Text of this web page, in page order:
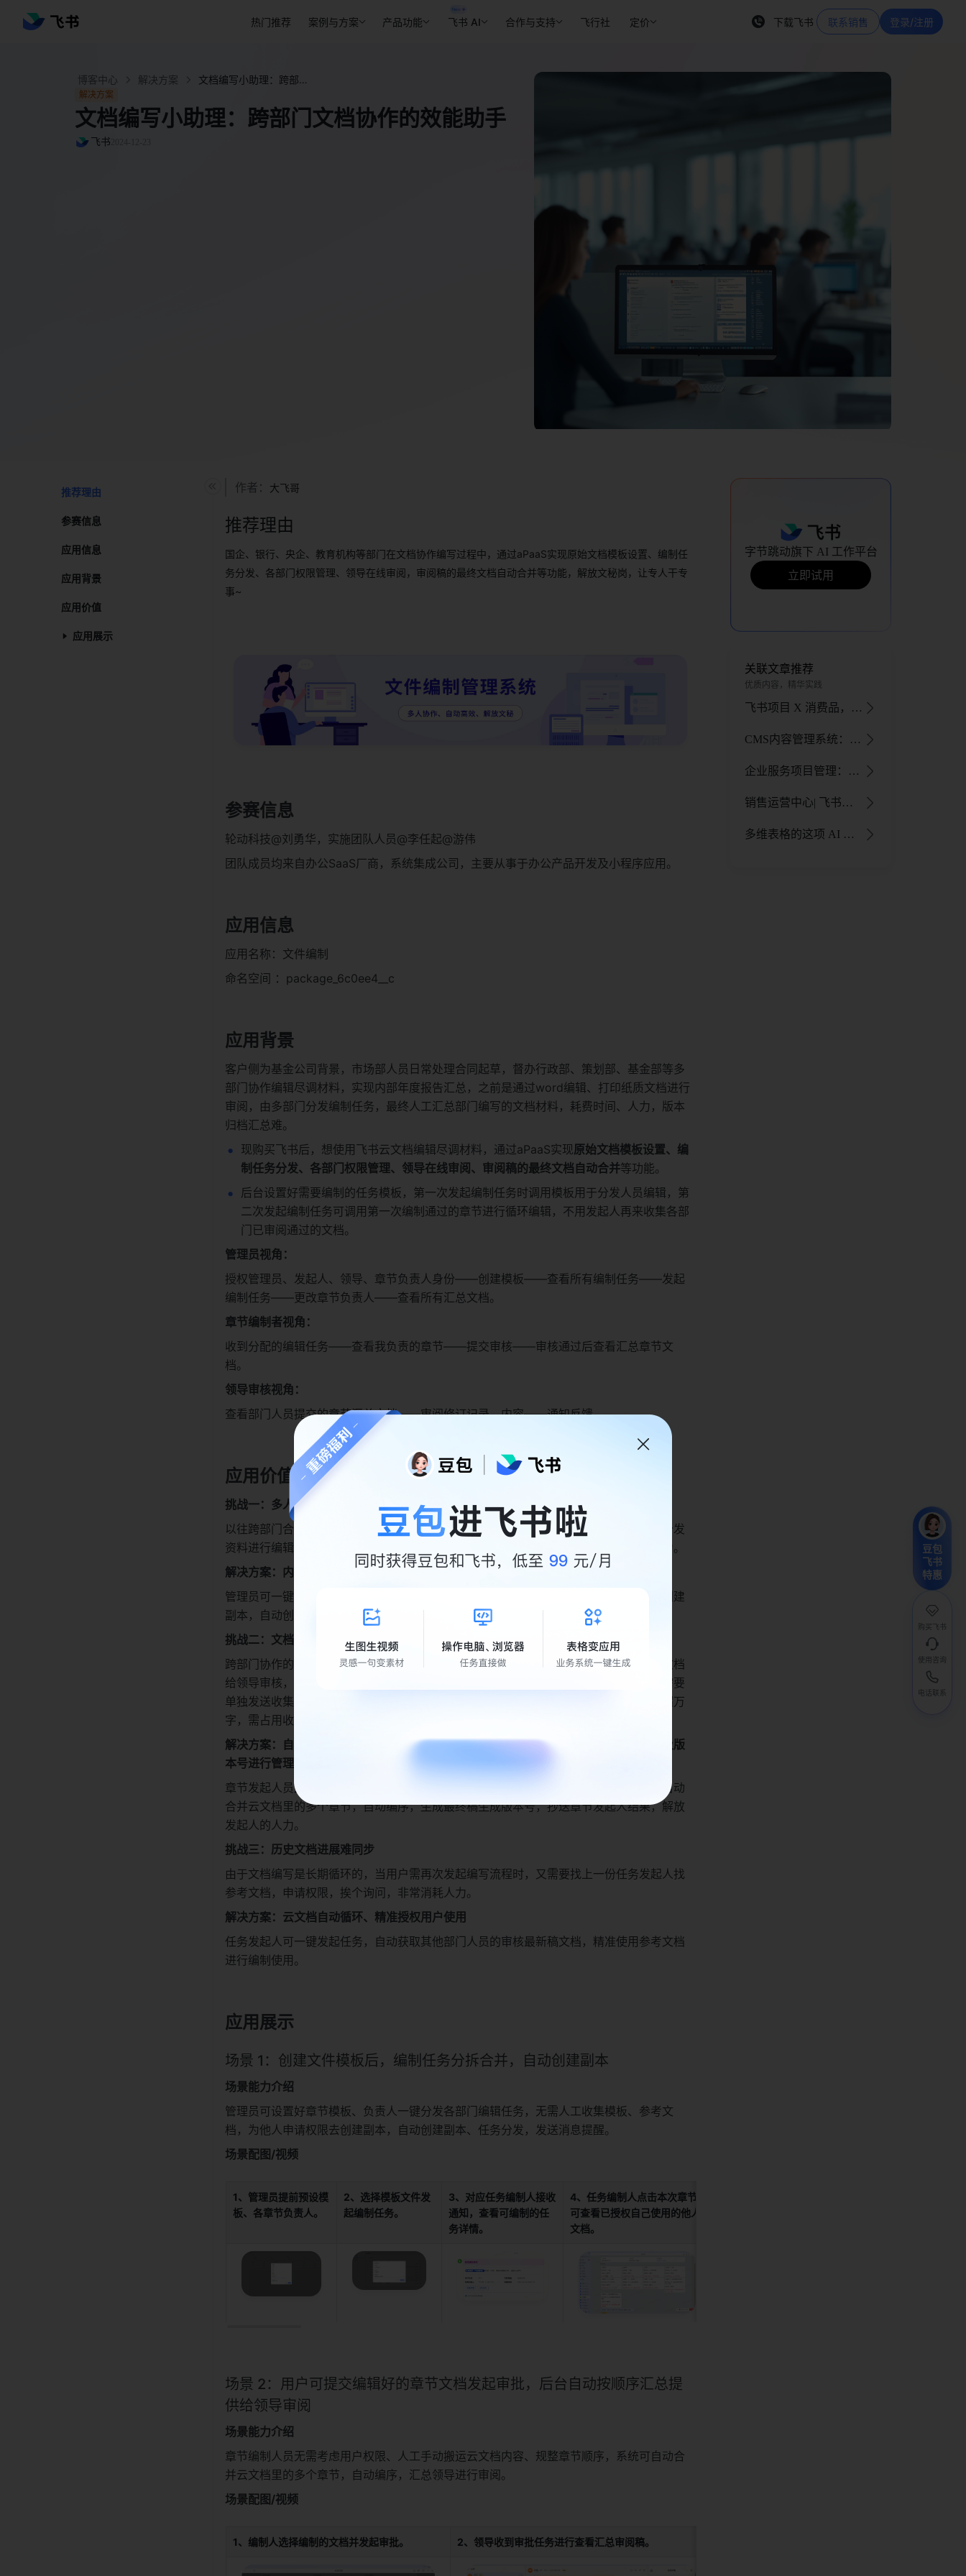
热门推荐 案例与方案 产品功能 飞书 AI 合作与支持 飞行社 定价 下载飞书 联系销售 登录/注册
博客中心 解决方案 文档编写小助理：跨部门文档协作的效能助手 - 飞书官网
解决方案
文档编写小助理：跨部门文档协作的效能助手
飞书
推荐理由​
参赛信息​
应用信息​
应用背景​
应用价值​
应用展示​
作者： 大飞哥
推荐理由
国企、银行、央企、教育机构等部门在文档协作编写过程中，通过aPaaS实现原始文档模板设置、编制任
务分发、各部门权限管理、领导在线审阅，审阅稿的最终文档自动合并等功能，解放文秘岗，让专人干专
事~
参赛信息
轮动科技@刘勇华，实施团队人员@李任起@游伟
团队成员均来自办公SaaS厂商，系统集成公司，主要从事于办公产品开发及小程序应用。
应用信息
应用名称：文件编制
命名空间 ：package_6c0ee4__c
应用背景
客户侧为基金公司背景，市场部人员日常处理合同起草，督办行政部、策划部、基金部等多
部门协作编辑尽调材料，实现内部年度报告汇总，之前是通过word编辑、打印纸质文档进行
审阅，由多部门分发编制任务，最终人工汇总部门编写的文档材料，耗费时间、人力，版本
归档汇总难。
现购买飞书后，想使用飞书云文档编辑尽调材料，通过aPaaS实现原始文档模板设置、编
制任务分发、各部门权限管理、领导在线审阅、审阅稿的最终文档自动合并等功能。
后台设置好需要编制的任务模板，第一次发起编制任务时调用模板用于分发人员编辑，第
二次发起编制任务可调用第一次编制通过的章节进行循环编辑，不用发起人再来收集各部
门已审阅通过的文档。
管理员视角：
授权管理员、发起人、领导、章节负责人身份——创建模板——查看所有编制任务——发起
编制任务——更改章节负责人——查看所有汇总文档。
章节编制者视角：
收到分配的编辑任务——查看我负责的章节——提交审核——审核通过后查看汇总章节文
档。
领导审核视角：
查看部门人员提交的章节汇总文档——审阅修订记录、内容——通知反馈。
应用价值
挑战一：多人协同编辑难以控制权限
以往跨部门合作的文件编制需要组织专门的启动会进行需求沟通、任务协作，还需单独分发
资料进行编辑，为他人申请文档编辑权限、参考文档，才能进行编制协作，非常耗费精力。
解决方案：内部协作编制文档自动分发、高效分配
管理员可一键分发各部门编辑任务，无需人工收集模板、参考文档，为他人申请权限去创建
副本，自动创建副本、任务分发，无需开会、沟通即可进行协作。
挑战二：文档编写好后，审核、汇总流程繁琐
跨部门协作的编写任务在编写好文档后，往往需要专人搜集不同章节的内容合并到一个文档
给领导审核，同时领导审核的意见还需单独传达，如遇到不同章节需要权限管控时，还需要
单独发送收集人，文档来回修改多遍后，最终稿也需人工按章节内容汇总，如文章篇幅超万
字，需占用收集人的1-2天时间。
解决方案：自动汇总文档审批，审批通过后云文档内容按顺序自动合并，生成文档模板及版
本号进行管理
章节发起人员无需考虑用户权限、手动搬运云文档内容
，人工规整最终章节顺序，系统自动
合并云文档里的多个章节，自动编序，生成最终稿生成版本号，抄送章节发起人结果，解放
发起人的人力。
挑战三：历史文档进展难同步
由于文档编写是长期循环的，当用户需再次发起编写流程时，又需要找上一份任务发起人找
参考文档，申请权限，挨个询问，非常消耗人力。
解决方案：云文档自动循环、精准授权用户使用
任务发起人可一键发起任务，自动获取其他部门人员的审核最新稿文档，精准使用参考文档
进行编制使用。
应用展示
场景 1：创建文件模板后，编制任务分拆合并，自动创建副本
场景能力介绍
管理员可设置好章节模板、负责人一键分发各部门编辑任务，无需人工收集模板、参考文
档，为他人申请权限去创建副本，自动创建副本、任务分发，发送消息提醒。
场景配图/视频
1、管理员提前预设模
板、各章节负责人。
2、选择模板文件发
起编制任务。
3、对应任务编制人接收
通知，查看可编制的任
务详情。
4、任务编制人点击本次章节
可查看已授权自己使用的他人
文档。
场景 2：用户可提交编辑好的章节文档发起审批，后台自动按顺序汇总提
供给领导审阅
场景能力介绍
章节编制人员无需考虑用户权限、人工手动搬运云文档内容、规整章节顺序，系统可自动合
并云文档里的多个章节，自动编序，汇总领导进行审阅。
场景配图/视频
1、编制人选择编制的文档并发起审批。 2、领导收到审批任务进行查看汇总审阅稿。
字节跳动旗下 AI 工作平台
立即试用
关联文章推荐
优质内容，精华实践
飞书项目 X 消费品，数字化助力企业缩短生产周期，快速应对市场变化
CMS内容管理系统：飞书的高效内容管理与审核解决方案
企业服务项目管理：销售管理与反馈优化指南
销售运营中心| 飞书如何助力科沃斯机器人进入市场“快、准、狠”
多维表格的这项 AI 能力，让小白也能“走捷径”
豆包
飞书
特惠
购买飞书
使用咨询
电话联系